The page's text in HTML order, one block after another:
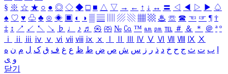
§ ※ ☆ ★ ○ ● ◎ ◇ ◆ □ ■ △ ▽ → ← ↑ ↓ ↔ 〓 ◁ ◀ ▷ ▶ ♤
♠ ♡ ♥ ♧ ♣ ⊙ ◈ ▣ ◐ ◑ ▒ ▤ ▨ ▧ ▦ ▩ ♨ ☏ ☎ ☜ ☞ ¶ †
‡ ↕ ↗ ↙ ↖ ↘ ♭ ♩ ♪ ♬ ㉿ ㈜ № ㏇ ™ ㏂ ㏘ ℡ ＃ ＆ ＊ ＠ ª º
ⅰ
ⅱ ⅲ ⅳ ⅴ ⅵ ⅶ ⅷ ⅸ ⅹ Ⅳ Ⅴ Ⅵ Ⅶ Ⅷ Ⅸ Ⅹ
ب ت ث ج ح خ د ذ ر ز س ش ص ض ط ظ ع غ ف ق ک ل م ن ه
و ی
닫기